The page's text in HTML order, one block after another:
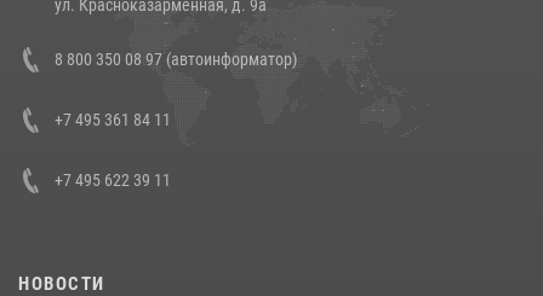
В Росгвардии прошла военно-научная конференция по обобщению
боевого опыта
ул. Красноказарменная, д. 9а
8 800 350 08 97 (автоинформатор)
+7 495 361 84 11
+7 495 622 39 11
НОВОСТИ